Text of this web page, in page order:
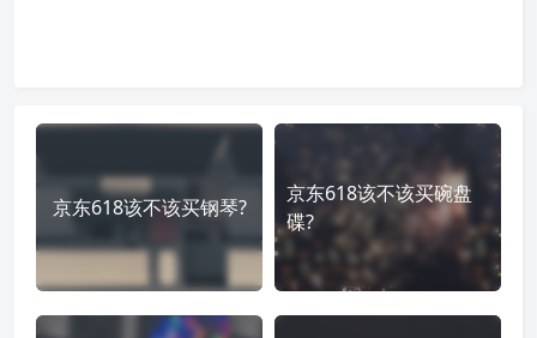
京东618该不该买钢琴?
京东618该不该买碗盘
碟?